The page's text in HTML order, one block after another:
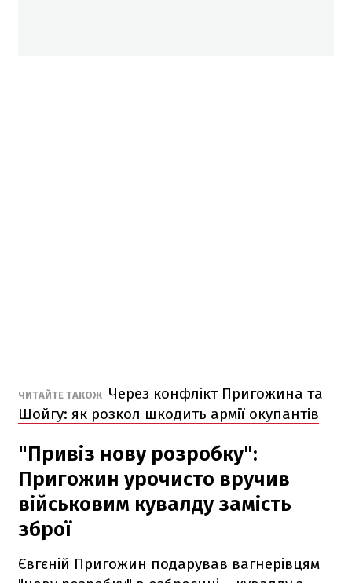
ЧИТАЙТЕ ТАКОЖ Через конфлікт Пригожина та
Шойгу: як розкол шкодить армії окупантів
"Привіз нову розробку":
Пригожин урочисто вручив
військовим кувалдузамість
зброї
Євгєній Пригожин подарував вагнерівцям